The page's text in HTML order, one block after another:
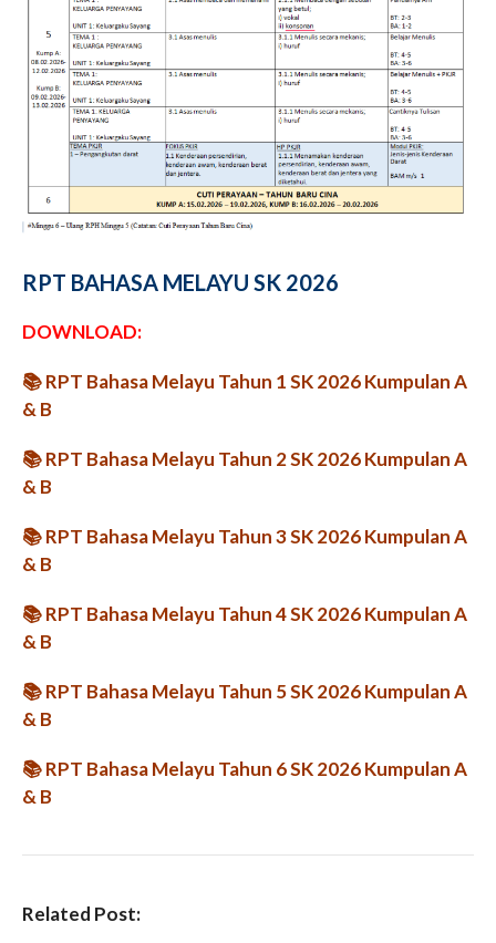
RPT BAHASA MELAYU SK 2026
DOWNLOAD:
📚RPT Bahasa Melayu Tahun 1 SK 2026 Kumpulan A
& B
📚RPT Bahasa Melayu Tahun 2 SK 2026 Kumpulan A
& B
📚RPT Bahasa Melayu Tahun 3 SK 2026 Kumpulan A
& B
📚RPT Bahasa Melayu Tahun 4 SK 2026 Kumpulan A
& B
📚RPT Bahasa Melayu Tahun 5 SK 2026 Kumpulan A
& B
📚RPT Bahasa Melayu Tahun 6 SK 2026 Kumpulan A
& B
Related Post: